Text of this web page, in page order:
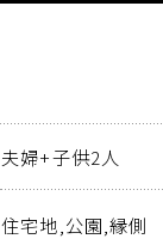
夫婦+子供2人
住宅地,公園,縁側